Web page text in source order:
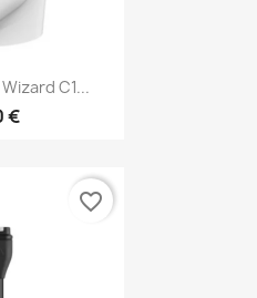
C1...
€
favorite_border